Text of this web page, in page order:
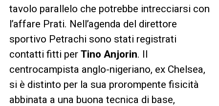
tavolo parallelo che potrebbe intrecciarsi con
l’affare Prati. Nell’agenda del direttore
sportivo Petrachi sono stati registrati
contatti fitti per Tino Anjorin. Il
centrocampista anglo-nigeriano, ex Chelsea,
si è distinto per la sua prorompente fisicità
abbinata a una buona tecnica di base,